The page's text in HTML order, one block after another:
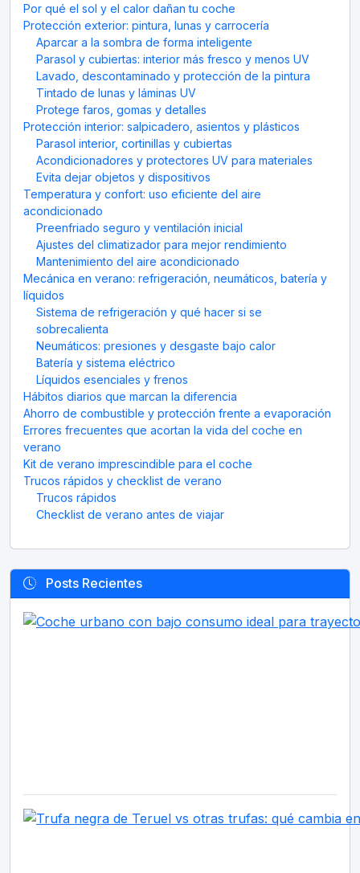
Por qué el sol y el calor dañan tu coche
Protección exterior: pintura, lunas y carrocería
Aparcar a la sombra de forma inteligente
Parasol y cubiertas: interior más fresco y menos UV
Lavado, descontaminado y protección de la pintura
Tintado de lunas y láminas UV
Protege faros, gomas y detalles
Protección interior: salpicadero, asientos y plásticos
Parasol interior, cortinillas y cubiertas
Acondicionadores y protectores UV para materiales
Evita dejar objetos y dispositivos
Temperatura y confort: uso eficiente del aire
acondicionado
Preenfriado seguro y ventilación inicial
Ajustes del climatizador para mejor rendimiento
Mantenimiento del aire acondicionado
Mecánica en verano: refrigeración, neumáticos, batería y
líquidos
Sistema de refrigeración y qué hacer si se
sobrecalienta
Neumáticos: presiones y desgaste bajo calor
Batería y sistema eléctrico
Líquidos esenciales y frenos
Hábitos diarios que marcan la diferencia
Ahorro de combustible y protección frente a evaporación
Errores frecuentes que acortan la vida del coche en
verano
Kit de verano imprescindible para el coche
Trucos rápidos y checklist de verano
Trucos rápidos
Checklist de verano antes de viajar
Posts Recientes